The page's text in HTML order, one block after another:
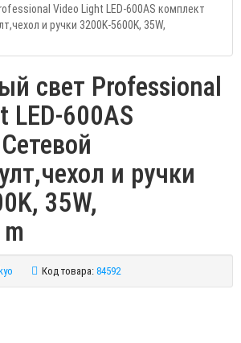
Video Light LED-600AS комплект
и ручки 3200K-5600K, 35W,
свет Professional
LED-600AS
и ручки
35W,
Код товара: 84592